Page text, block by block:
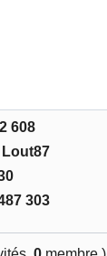
608
Lout87
303